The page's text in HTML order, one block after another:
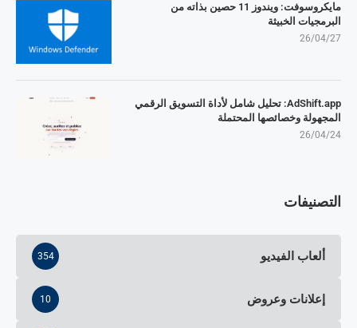
مايكروسوفت: ويندوز 11 حصين بذاته من
البرمجيات الخبيثة
26/04/27
AdShift.app: تحليل شامل لأداة التسويق الرقمي
المجهولة وخصائصها المحتملة
26/04/24
التصنيفات
ألعاب الفيديو 354
إعلانات وعروض 10